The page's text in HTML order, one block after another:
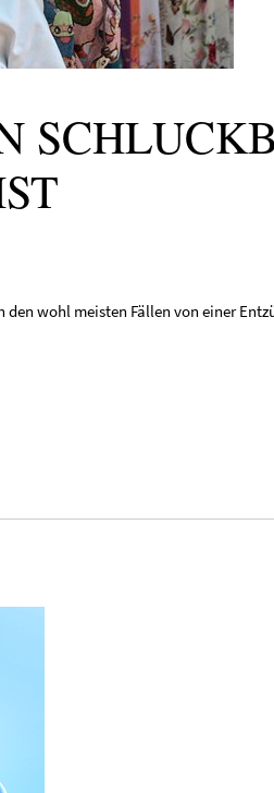
wohl meisten Fällen von einer